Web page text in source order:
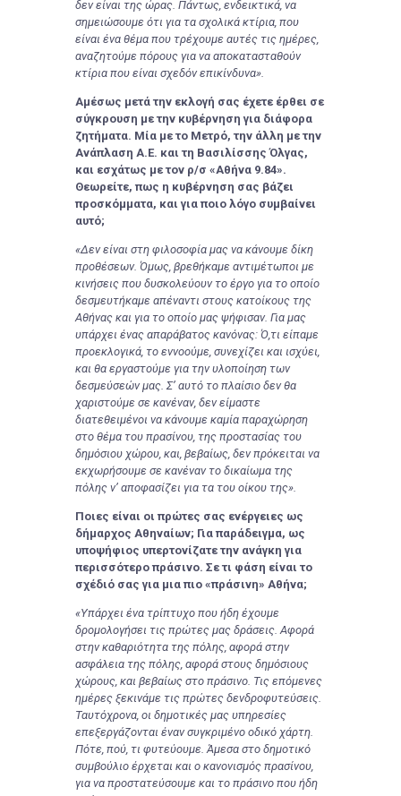
δεν είναι της ώρας. Πάντως, ενδεικτικά, να
σημειώσουμε ότι για τα σχολικά κτίρια, που
είναι ένα θέμα που τρέχουμε αυτές τις ημέρες,
αναζητούμε πόρους για να αποκατασταθούν
κτίρια που είναι σχεδόν επικίνδυνα».
Αμέσως μετά την εκλογή σας έχετε έρθει σε
σύγκρουση με την κυβέρνηση για διάφορα
ζητήματα. Μία με το Μετρό, την άλλη με την
Ανάπλαση Α.Ε. και τη Βασιλίσσης Όλγας,
και εσχάτως με τον ρ/σ «Αθήνα 9.84».
Θεωρείτε, πως η κυβέρνηση σας βάζει
προσκόμματα, και για ποιο λόγο συμβαίνει
αυτό;
«Δεν είναι στη φιλοσοφία μας να κάνουμε δίκη
προθέσεων. Όμως, βρεθήκαμε αντιμέτωποι με
κινήσεις που δυσκολεύουν το έργο για το οποίο
δεσμευτήκαμε απέναντι στους κατοίκους της
Αθήνας και για το οποίο μας ψήφισαν. Για μας
υπάρχει ένας απαράβατος κανόνας: Ό,τι είπαμε
προεκλογικά, το εννοούμε, συνεχίζει και ισχύει,
και θα εργαστούμε για την υλοποίηση των
δεσμεύσεών μας. Σ’ αυτό το πλαίσιο δεν θα
χαριστούμε σε κανέναν, δεν είμαστε
διατεθειμένοι να κάνουμε καμία παραχώρηση
στο θέμα του πρασίνου, της προστασίας του
δημόσιου χώρου, και, βεβαίως, δεν πρόκειται να
εκχωρήσουμε σε κανέναν το δικαίωμα της
πόλης ν’ αποφασίζει για τα του οίκου της».
Ποιες είναι οι πρώτες σας ενέργειες ως
δήμαρχος Αθηναίων; Για παράδειγμα, ως
υποψήφιος υπερτονίζατε την ανάγκη για
περισσότερο πράσινο. Σε τι φάση είναι το
σχέδιό σας για μια πιο «πράσινη» Αθήνα;
«Υπάρχει ένα τρίπτυχο που ήδη έχουμε
δρομολογήσει τις πρώτες μας δράσεις. Αφορά
στην καθαριότητα της πόλης, αφορά στην
ασφάλεια της πόλης, αφορά στους δημόσιους
χώρους, και βεβαίως στο πράσινο. Τις επόμενες
ημέρες ξεκινάμε τις πρώτες δενδροφυτεύσεις.
Ταυτόχρονα, οι δημοτικές μας υπηρεσίες
επεξεργάζονται έναν συγκριμένο οδικό χάρτη.
Πότε, πού, τι φυτεύουμε. Άμεσα στο δημοτικό
συμβούλιο έρχεται και ο κανονισμός πρασίνου,
για να προστατεύσουμε και το πράσινο που ήδη